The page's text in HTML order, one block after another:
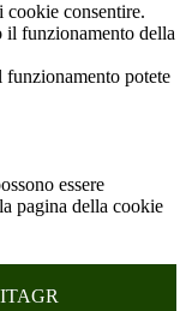
cookie consentire.
il funzionamento della
funzionamento potete
essere
pagina della cookie